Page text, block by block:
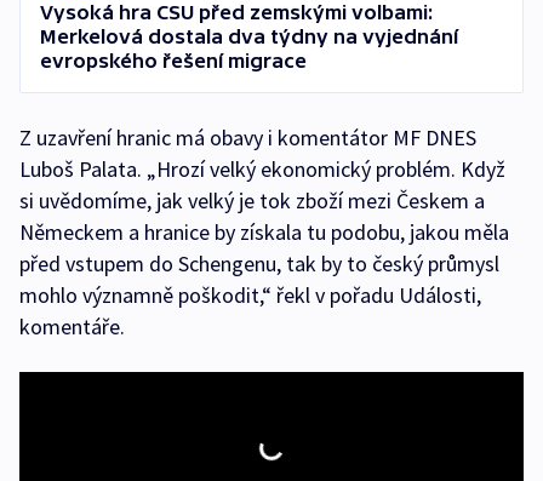
Vysoká hra CSU před zemskými volbami:
Merkelová dostala dva týdny na vyjednání
evropského řešení migrace
Z uzavření hranic má obavy i komentátor MF DNES
Luboš Palata. „Hrozí velký ekonomický problém. Když
si uvědomíme, jak velký je tok zboží mezi Českem a
Německem a hranice by získala tu podobu, jakou měla
před vstupem do Schengenu, tak by to český průmysl
mohlo významně poškodit,“ řekl v pořadu Události,
komentáře.